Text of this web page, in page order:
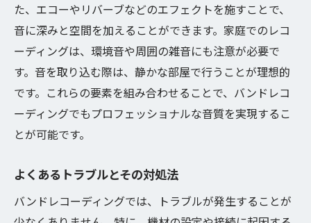
た、エコーやリバーブなどのエフェクトを施すことで、
音に深みと空間を加えることができます。家庭でのレコ
ーディングは、環境音や周囲の雑音にも注意が必要で
す。音を取り込む際は、静かな部屋で行うことが理想的
です。これらの要素を組み合わせることで、バンドレコ
ーディングでもプロフェッショナルな音質を実現するこ
とが可能です。
よくあるトラブルとその対処法
バンドレコーディングでは、トラブルが発生することが